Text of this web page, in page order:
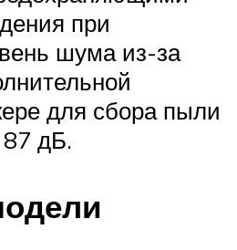
при
шума из-за
для сбора пыли
дБ.